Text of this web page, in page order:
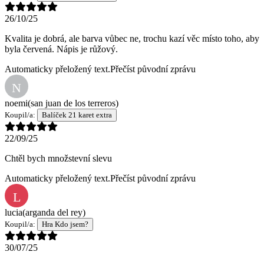
26/10/25
Kvalita je dobrá, ale barva vůbec ne, trochu kazí věc místo toho, aby
byla červená. Nápis je růžový.
Automaticky přeložený text.Přečíst původní zprávu
N
noemi(san juan de los terreros)
Koupil/a: Balíček 21 karet extra
22/09/25
Chtěl bych množstevní slevu
Automaticky přeložený text.Přečíst původní zprávu
L
lucia(arganda del rey)
Koupil/a: Hra Kdo jsem?
30/07/25